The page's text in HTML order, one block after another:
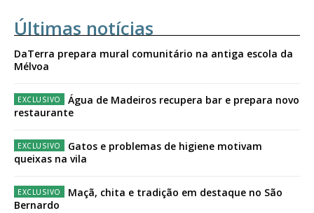
Últimas notícias
DaTerra prepara mural comunitário na antiga escola da
Mélvoa
Água de Madeiros recupera bar e prepara novo
restaurante
Gatos e problemas de higiene motivam
queixas na vila
Maçã, chita e tradição em destaque no São
Bernardo